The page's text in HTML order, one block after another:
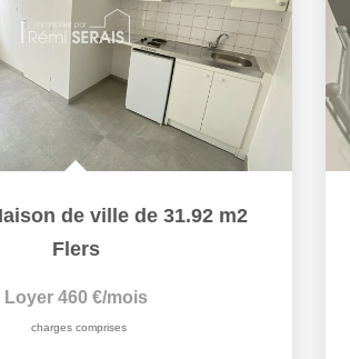
de ville de 31.92 m2
Flers
Loyer 460 €/mois
charges comprises